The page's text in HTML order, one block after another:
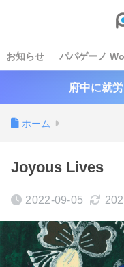
お知らせ パパゲーノ
府中に就
ホーム
Joyous Lives
2022-09-05